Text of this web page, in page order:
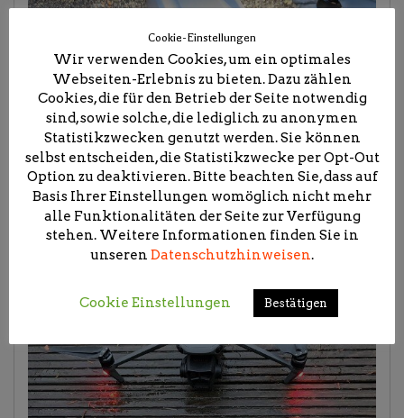
Cookie-Einstellungen
Wir verwenden Cookies, um ein optimales
Webseiten-Erlebnis zu bieten. Dazu zählen
Cookies, die für den Betrieb der Seite notwendig
sind, sowie solche, die lediglich zu anonymen
Statistikzwecken genutzt werden. Sie können
selbst entscheiden, die Statistikzwecke per Opt-Out
Option zu deaktivieren. Bitte beachten Sie, dass auf
Basis Ihrer Einstellungen womöglich nicht mehr
alle Funktionalitäten der Seite zur Verfügung
stehen. Weitere Informationen finden Sie in
unseren Datenschutzhinweisen.
Cookie Einstellungen Bestätigen